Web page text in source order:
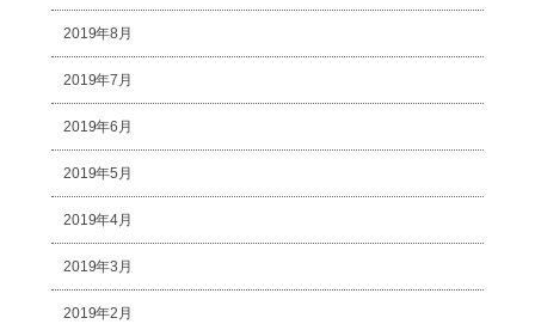
2019年8月
2019年7月
2019年6月
2019年5月
2019年4月
2019年3月
2019年2月